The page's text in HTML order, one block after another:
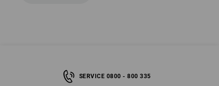
SERVICE 0800 - 800 335